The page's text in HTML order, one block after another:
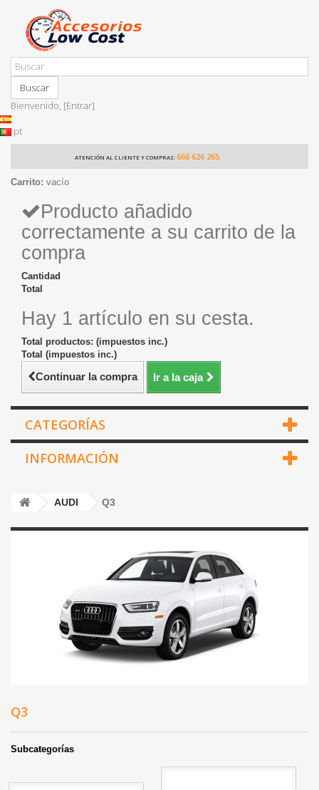
Buscar
Bienvenido, [Entrar]
pt
ATENCIÓN AL CLIENTE Y COMPRAS: 666 626 265
Carrito: vacío
Producto añadido
correctamente a su carrito de la
compra
Cantidad
Total
Hay 1 artículo en su cesta.
Total productos: (impuestos inc.)
Total (impuestos inc.)
Continuar la compra Ir a la caja
CATEGORÍAS
INFORMACIÓN
AUDI Q3
Q3
Subcategorías